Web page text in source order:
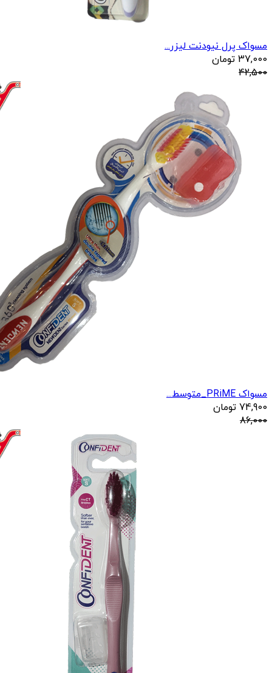
مسواک پرل نیودنت لیزر...
37,000 تومان
42,500
مسواک PRiME_متوسط...
74,900 تومان
86,000